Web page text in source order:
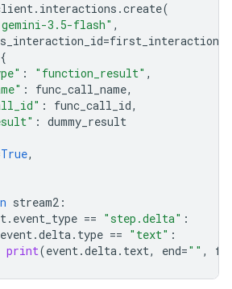
. interactions .create(
3.5-flash" ,
=
: "function_result" ,
: func_call_name,
: func_call_id,
: dummy_result
True,
stream2 :
. event_type == "step.delta" :
event.delta. type == "text" :
print(event.delta. text, end="" ,